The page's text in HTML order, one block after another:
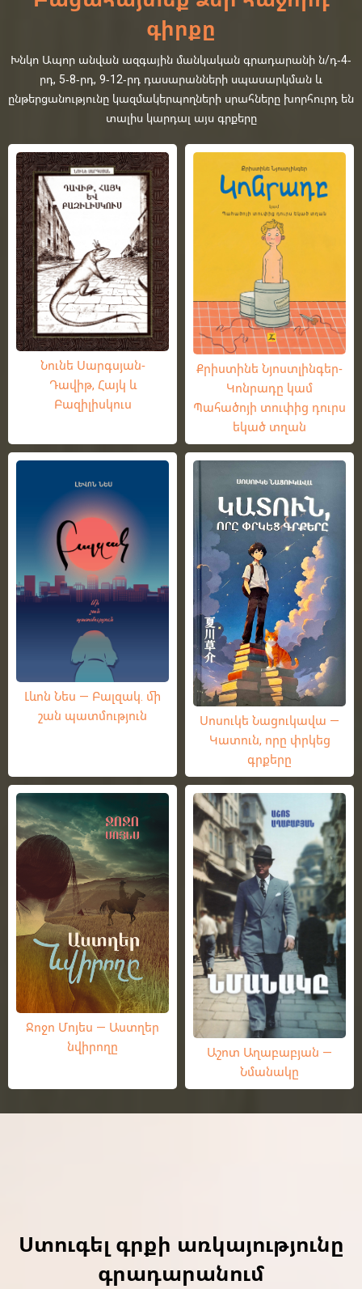
գիրքը
Խնկո Ապոր անվան ազգային մանկական գրադարանի ն/դ-4-
րդ, 5-8-րդ, 9-12-րդ դասարանների սպասարկման և
ընթերցանությունը կազմակերպողների սրահները խորհուրդ են
տալիս կարդալ այս գրքերը
Նունե Սարգսյան-
Դավիթ, Հայկ և
Բազիլիսկուս
Քրիստինե Նյոստլինգեր-
Կոնրադը կամ
Պահածոյի տուփից դուրս
եկած տղան
Լևոն Նես — Բալզակ. մի
շան պատմություն
Սոսուկե Նացուկավա —
Կատուն, որը փրկեց
գրքերը
Ջոջո Մոյես — Աստղեր
նվիրողը
Աշոտ Աղաբաբյան —
Նմանակը
Ստուգել գրքի առկայությունը
գրադարանում